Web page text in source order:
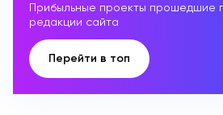
Прибыльные проекты прошедшие
редакции сайта
Перейти в топ